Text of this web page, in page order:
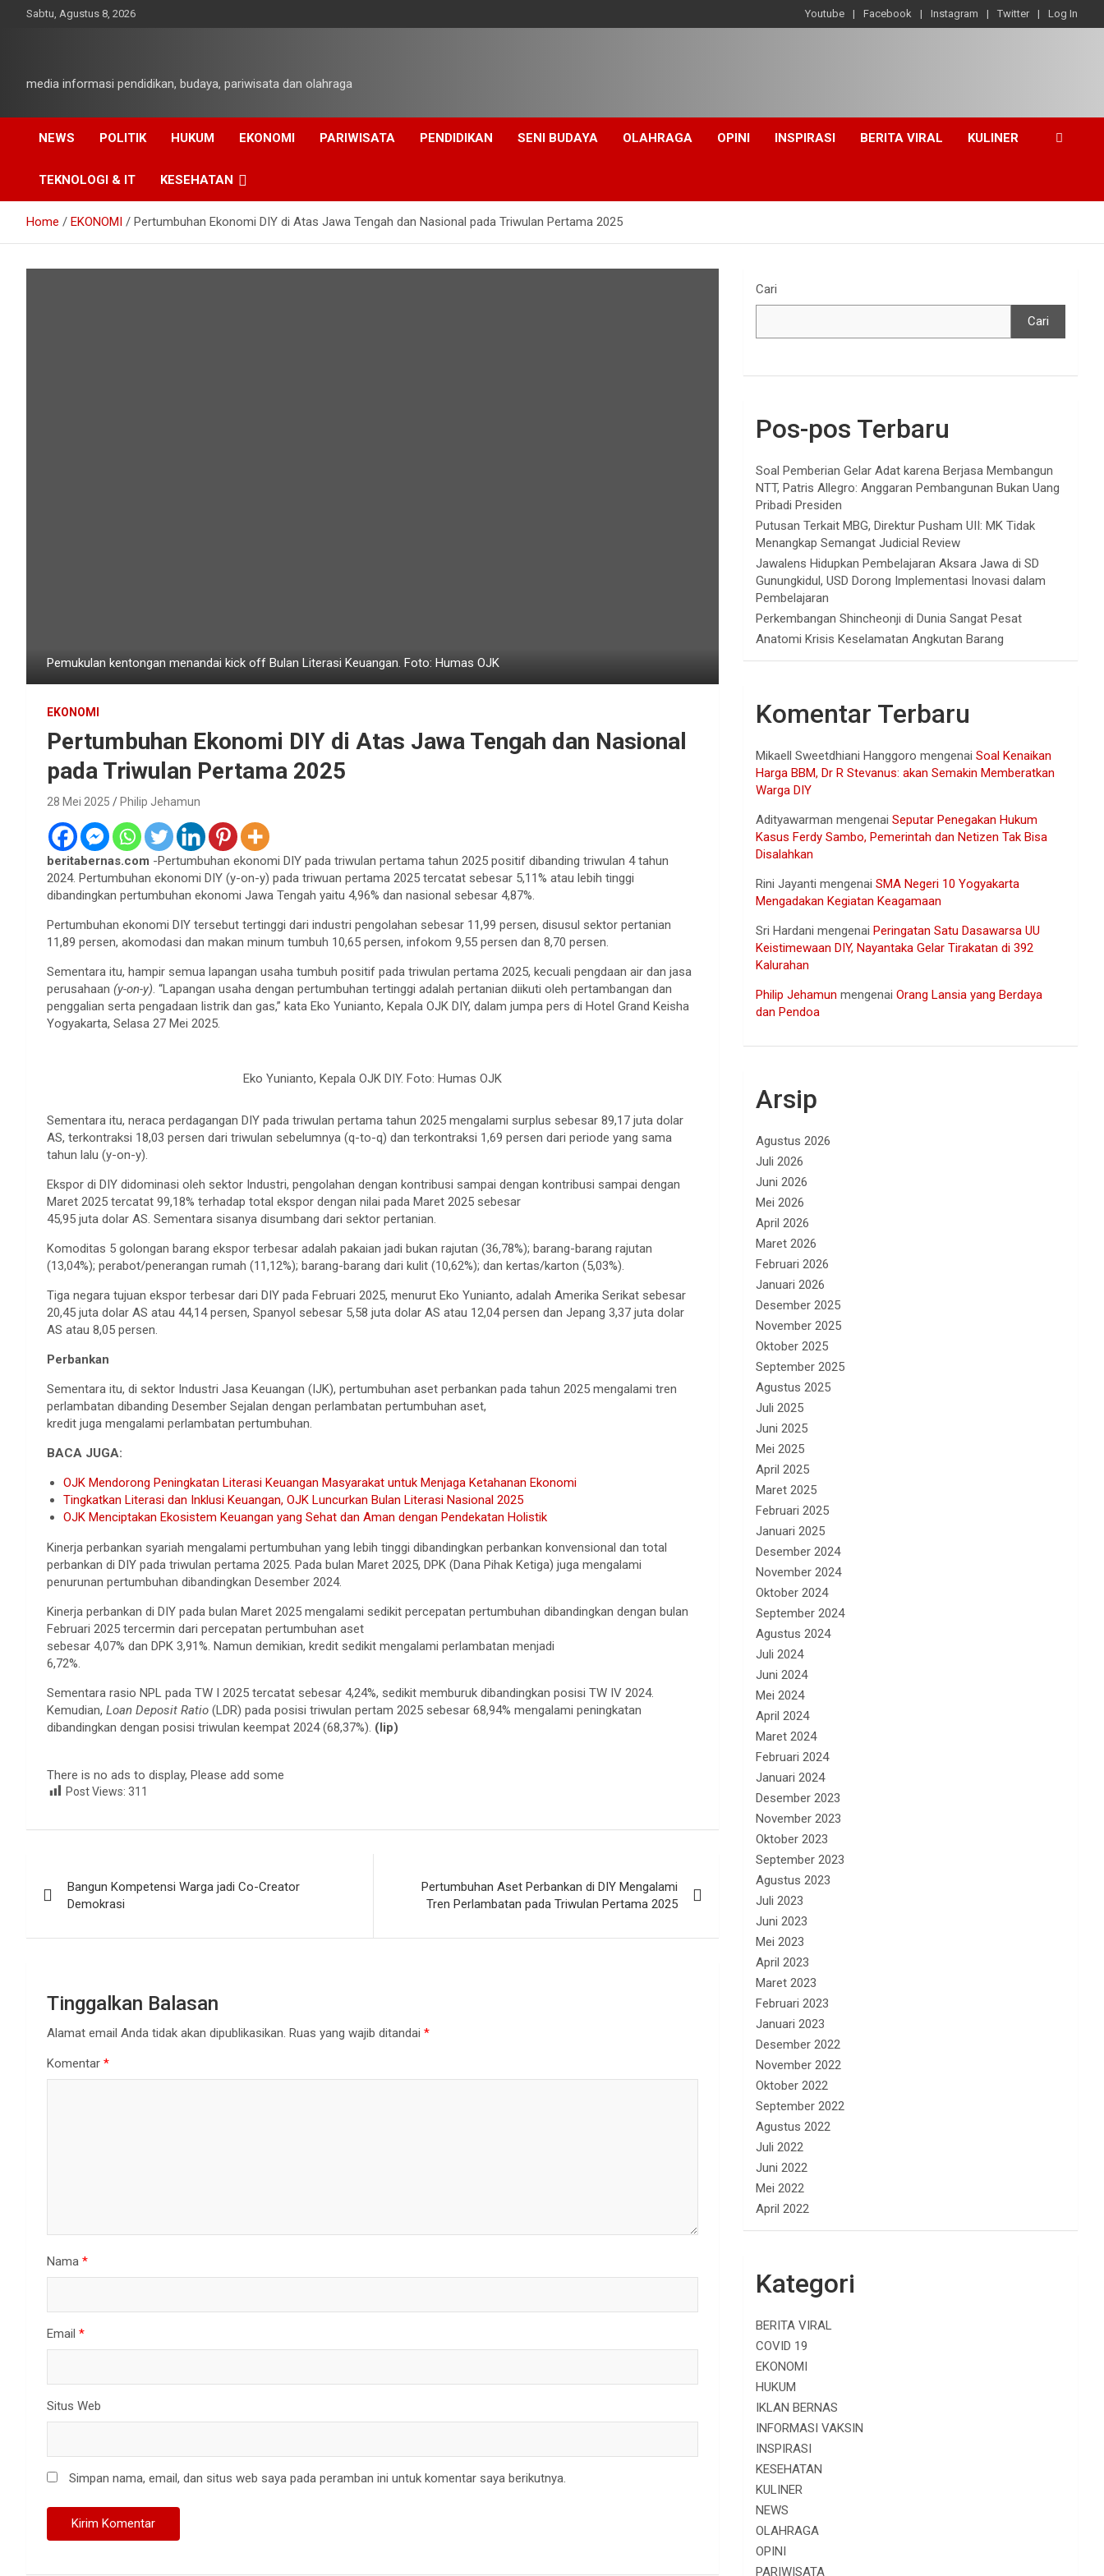
Sabtu, Agustus 8, 2026 Youtube Facebook Instagram Twitter Log In
media informasi pendidikan, budaya, pariwisata dan olahraga
NEWS POLITIK HUKUM EKONOMI PARIWISATA PENDIDIKAN SENI BUDAYA OLAHRAGA OPINI INSPIRASI BERITA VIRAL KULINER
TEKNOLOGI & IT KESEHATAN
Home EKONOMI Pertumbuhan Ekonomi DIY di Atas Jawa Tengah dan Nasional pada Triwulan Pertama 2025
Pemukulan kentongan menandai kick off Bulan Literasi Keuangan. Foto: Humas OJK
EKONOMI
Pertumbuhan Ekonomi DIY di Atas Jawa Tengah dan Nasional
pada Triwulan Pertama 2025
28 Mei 2025 Philip Jehamun
beritabernas.com -Pertumbuhan ekonomi DIY pada triwulan pertama tahun 2025 positif dibanding triwulan 4 tahun
2024. Pertumbuhan ekonomi DIY (y-on-y) pada triwuan pertama 2025 tercatat sebesar 5,11% atau lebih tinggi
dibandingkan pertumbuhan ekonomi Jawa Tengah yaitu 4,96% dan nasional sebesar 4,87%.
Pertumbuhan ekonomi DIY tersebut tertinggi dari industri pengolahan sebesar 11,99 persen, disusul sektor pertanian
11,89 persen, akomodasi dan makan minum tumbuh 10,65 persen, infokom 9,55 persen dan 8,70 persen.
Sementara itu, hampir semua lapangan usaha tumbuh positif pada triwulan pertama 2025, kecuali pengdaan air dan jasa
perusahaan (y-on-y). “Lapangan usaha dengan pertumbuhan tertinggi adalah pertanian diikuti oleh pertambangan dan
penggalian serta pengadaan listrik dan gas,” kata Eko Yunianto, Kepala OJK DIY, dalam jumpa pers di Hotel Grand Keisha
Yogyakarta, Selasa 27 Mei 2025.
Eko Yunianto, Kepala OJK DIY. Foto: Humas OJK
Sementara itu, neraca perdagangan DIY pada triwulan pertama tahun 2025 mengalami surplus sebesar 89,17 juta dolar
AS, terkontraksi 18,03 persen dari triwulan sebelumnya (q-to-q) dan terkontraksi 1,69 persen dari periode yang sama
tahun lalu (y-on-y).
Ekspor di DIY didominasi oleh sektor Industri, pengolahan dengan kontribusi sampai dengan kontribusi sampai dengan
Maret 2025 tercatat 99,18% terhadap total ekspor dengan nilai pada Maret 2025 sebesar
45,95 juta dolar AS. Sementara sisanya disumbang dari sektor pertanian.
Komoditas 5 golongan barang ekspor terbesar adalah pakaian jadi bukan rajutan (36,78%); barang-barang rajutan
(13,04%); perabot/penerangan rumah (11,12%); barang-barang dari kulit (10,62%); dan kertas/karton (5,03%).
Tiga negara tujuan ekspor terbesar dari DIY pada Februari 2025, menurut Eko Yunianto, adalah Amerika Serikat sebesar
20,45 juta dolar AS atau 44,14 persen, Spanyol sebesar 5,58 juta dolar AS atau 12,04 persen dan Jepang 3,37 juta dolar
AS atau 8,05 persen.
Perbankan
Sementara itu, di sektor Industri Jasa Keuangan (IJK), pertumbuhan aset perbankan pada tahun 2025 mengalami tren
perlambatan dibanding Desember Sejalan dengan perlambatan pertumbuhan aset,
kredit juga mengalami perlambatan pertumbuhan.
BACA JUGA:
OJK Mendorong Peningkatan Literasi Keuangan Masyarakat untuk Menjaga Ketahanan Ekonomi
Tingkatkan Literasi dan Inklusi Keuangan, OJK Luncurkan Bulan Literasi Nasional 2025
OJK Menciptakan Ekosistem Keuangan yang Sehat dan Aman dengan Pendekatan Holistik
Kinerja perbankan syariah mengalami pertumbuhan yang lebih tinggi dibandingkan perbankan konvensional dan total
perbankan di DIY pada triwulan pertama 2025. Pada bulan Maret 2025, DPK (Dana Pihak Ketiga) juga mengalami
penurunan pertumbuhan dibandingkan Desember 2024.
Kinerja perbankan di DIY pada bulan Maret 2025 mengalami sedikit percepatan pertumbuhan dibandingkan dengan bulan
Februari 2025 tercermin dari percepatan pertumbuhan aset
sebesar 4,07% dan DPK 3,91%. Namun demikian, kredit sedikit mengalami perlambatan menjadi
6,72%.
Sementara rasio NPL pada TW I 2025 tercatat sebesar 4,24%, sedikit memburuk dibandingkan posisi TW IV 2024.
Kemudian, Loan Deposit Ratio (LDR) pada posisi triwulan pertam 2025 sebesar 68,94% mengalami peningkatan
dibandingkan dengan posisi triwulan keempat 2024 (68,37%). (lip)
There is no ads to display, Please add some
Post Views: 311
pos
Bangun Kompetensi Warga jadi Co-Creator
Demokrasi
Pertumbuhan Aset Perbankan di DIY Mengalami
Tren Perlambatan pada Triwulan Pertama 2025
Tinggalkan Balasan
Alamat email Anda tidak akan dipublikasikan. Ruas yang wajib ditandai *
Komentar *
Nama *
Email *
Situs Web
Simpan nama, email, dan situs web saya pada peramban ini untuk komentar saya berikutnya.
Cari
Cari
Pos-pos Terbaru
Soal Pemberian Gelar Adat karena Berjasa Membangun
NTT, Patris Allegro: Anggaran Pembangunan Bukan Uang
Pribadi Presiden
Putusan Terkait MBG, Direktur Pusham UII: MK Tidak
Menangkap Semangat Judicial Review
Jawalens Hidupkan Pembelajaran Aksara Jawa di SD
Gunungkidul, USD Dorong Implementasi Inovasi dalam
Pembelajaran
Perkembangan Shincheonji di Dunia Sangat Pesat
Anatomi Krisis Keselamatan Angkutan Barang
Komentar Terbaru
Mikaell Sweetdhiani Hanggoro mengenaiSoal Kenaikan
Harga BBM, Dr R Stevanus: akan Semakin Memberatkan
Warga DIY
Adityawarman mengenaiSeputar Penegakan Hukum
Kasus Ferdy Sambo, Pemerintah dan Netizen Tak Bisa
Disalahkan
Rini Jayanti mengenaiSMA Negeri 10 Yogyakarta
Mengadakan Kegiatan Keagamaan
Sri Hardani mengenaiPeringatan Satu Dasawarsa UU
Keistimewaan DIY, Nayantaka Gelar Tirakatan di 392
Kalurahan
Philip Jehamun mengenaiOrang Lansia yang Berdaya
dan Pendoa
Arsip
Agustus 2026
Juli 2026
Juni 2026
Mei 2026
April 2026
Maret 2026
Februari 2026
Januari 2026
Desember 2025
November 2025
Oktober 2025
September 2025
Agustus 2025
Juli 2025
Juni 2025
Mei 2025
April 2025
Maret 2025
Februari 2025
Januari 2025
Desember 2024
November 2024
Oktober 2024
September 2024
Agustus 2024
Juli 2024
Juni 2024
Mei 2024
April 2024
Maret 2024
Februari 2024
Januari 2024
Desember 2023
November 2023
Oktober 2023
September 2023
Agustus 2023
Juli 2023
Juni 2023
Mei 2023
April 2023
Maret 2023
Februari 2023
Januari 2023
Desember 2022
November 2022
Oktober 2022
September 2022
Agustus 2022
Juli 2022
Juni 2022
Mei 2022
April 2022
Kategori
BERITA VIRAL
COVID 19
EKONOMI
HUKUM
IKLAN BERNAS
INFORMASI VAKSIN
INSPIRASI
KESEHATAN
KULINER
NEWS
OLAHRAGA
OPINI
PARIWISATA